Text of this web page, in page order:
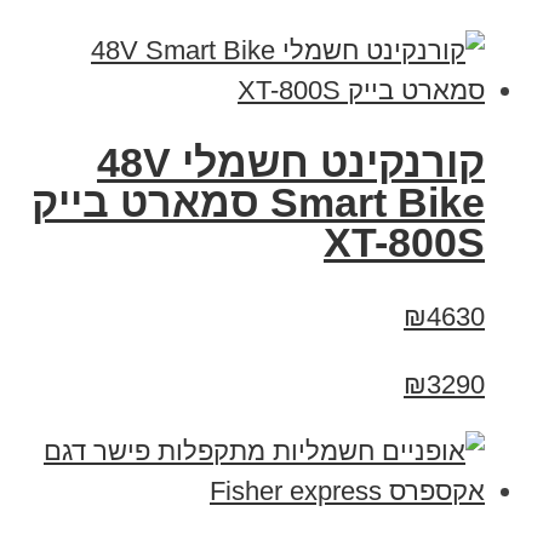
קורנקינט חשמלי 48V
Smart Bike סמארט בייק
XT-800S
₪4630
₪3290